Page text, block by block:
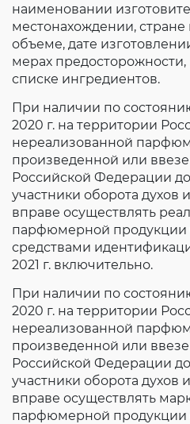
наименовании
местонахождении,
объеме, дате
мерах
списке ингредиентов.
При наличии по
2020 г. на территории
нереализованной
произведенной или
Российской Федерации до
участники оборота духов
вправе осуществлять
парфюмерной продукции
средствами
2021 г. включительно.
При наличии по
2020 г. на территории
нереализованной
произведенной или
Российской Федерации до
участники оборота духов
вправе осуществлять
парфюмерной продукции